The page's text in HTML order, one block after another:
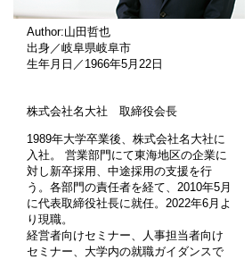
Author:山田哲也
出身／岐阜県岐阜市
生年月日／1966年5月22日
株式会社名大社 取締役会長
1989年大学卒業後、株式会社名大社に
入社。 営業部門にて東海地区の企業に
対し新卒採用、中途採用の支援を行
う。各部門の責任者を経て、2010年5月
に代表取締役社長に就任。2022年6月よ
り現職。
経営者向けセミナー、人事担当者向け
セミナー、大学内の就職ガイダンスで